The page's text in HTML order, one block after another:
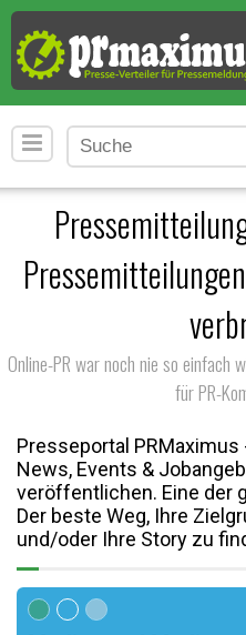
Online-PR war noch nie so einfach
für PR-
Presseportal
News, Events &
veröffentlichen. Eine der
Der beste Weg, Ihre
und/oder Ihre Story zu